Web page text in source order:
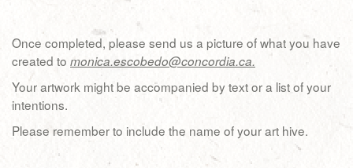
Once completed, please send us a picture of what you have
created to monica.escobedo@concordia.ca.
Your artwork might be accompanied by text or a list of your
intentions.
Please remember to include the name of your art hive.